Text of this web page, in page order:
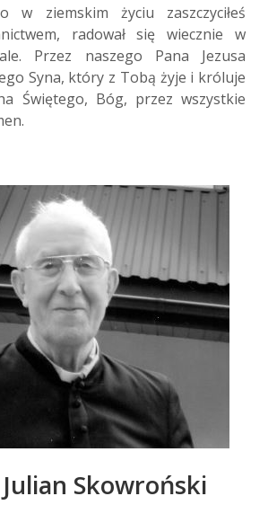
w ziemskim życiu zaszczyciłeś
radował się wiecznie w
Przez naszego Pana Jezusa
Syna, który z Tobą żyje i króluje
Świętego, Bóg, przez wszystkie
Skowroński